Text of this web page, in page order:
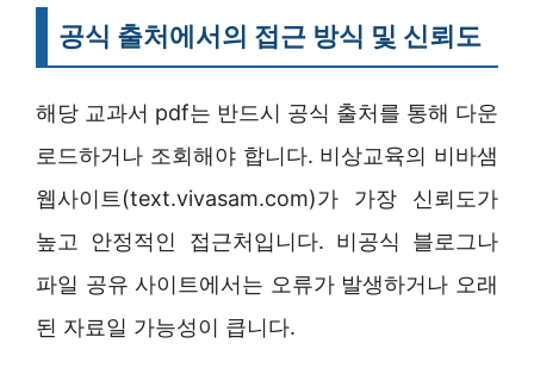
공식 출처에서의 접근 방식 및 신뢰도
해당 교과서 pdf는 반드시 공식 출처를 통해 다운
로드하거나 조회해야 합니다. 비상교육의 비바샘
웹사이트(text.vivasam.com)가 가장 신뢰도가
높고 안정적인 접근처입니다. 비공식 블로그나
파일 공유 사이트에서는 오류가 발생하거나 오래
된 자료일 가능성이 큽니다.